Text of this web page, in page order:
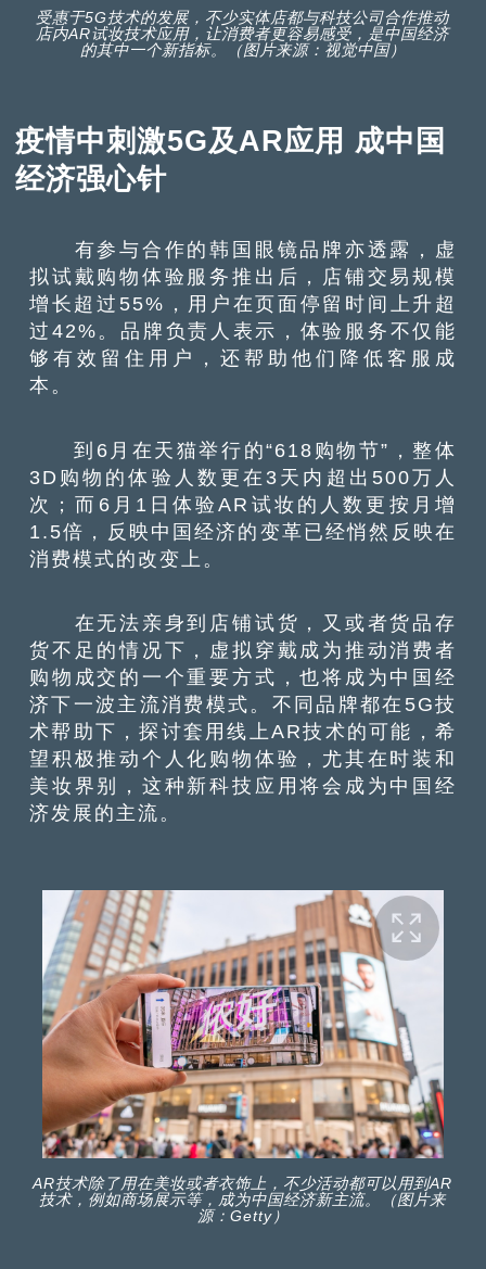
受惠于5G技术的发展，不少实体店都与科技公司合作推动
店内AR试妆技术应用，让消费者更容易感受，是中国经济
的其中一个新指标。（图片来源：视觉中国）
疫情中刺激5G及AR应用 成中国
经济强心针
有参与合作的韩国眼镜品牌亦透露，虚
拟试戴购物体验服务推出后，店铺交易规模
增长超过55%，用户在页面停留时间上升超
过42%。品牌负责人表示，体验服务不仅能
够有效留住用户，还帮助他们降低客服成
本。
到6月在天猫举行的“618购物节”，整体
3D购物的体验人数更在3天内超出500万人
次；而6月1日体验AR试妆的人数更按月增
1.5倍，反映中国经济的变革已经悄然反映在
消费模式的改变上。
在无法亲身到店铺试货，又或者货品存
货不足的情况下，虚拟穿戴成为推动消费者
购物成交的一个重要方式，也将成为中国经
济下一波主流消费模式。不同品牌都在5G技
术帮助下，探讨套用线上AR技术的可能，希
望积极推动个人化购物体验，尤其在时装和
美妆界别，这种新科技应用将会成为中国经
济发展的主流。
AR技术除了用在美妆或者衣饰上，不少活动都可以用到AR
技术，例如商场展示等，成为中国经济新主流。（图片来
源：Getty）